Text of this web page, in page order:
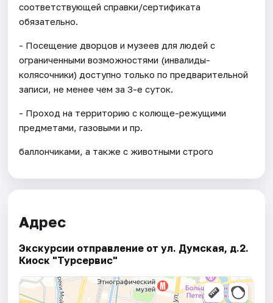
соответствующей справки/сертификата
обязательно.
- Посещение дворцов и музеев для людей с
ограниченными возможностями (инвалиды-
колясочники) доступно только по предварительной
записи, не менее чем за 3-е суток.
- Проход на территорию с колюще-режущими
предметами, газовыми и пр.
баллончиками, а также с животными строго
Адрес
Экскурсии отправление от ул. Думская, д.2.
Киоск "Турсервис"